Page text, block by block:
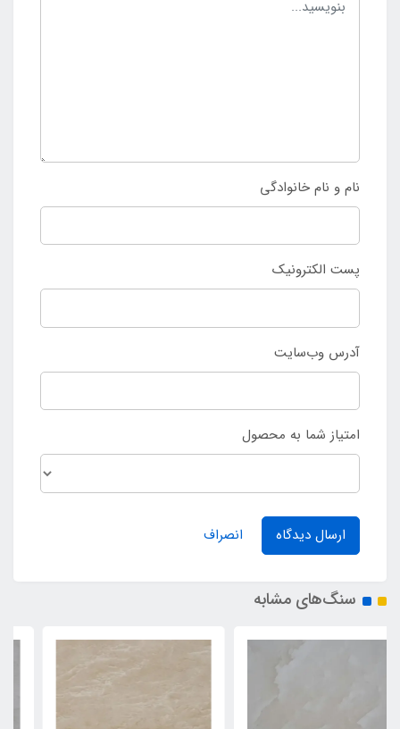
نام و نام خانوادگی
پست الکترونیک
آدرس وب‌سایت
امتیاز شما به محصول
ارسال دیدگاه انصراف
سنگ‌های مشابه